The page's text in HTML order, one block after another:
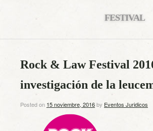
FESTIVAL
Rock & Law Festival
investigación de la
Posted on 15 noviembre, 2016by Eventos Juridicos